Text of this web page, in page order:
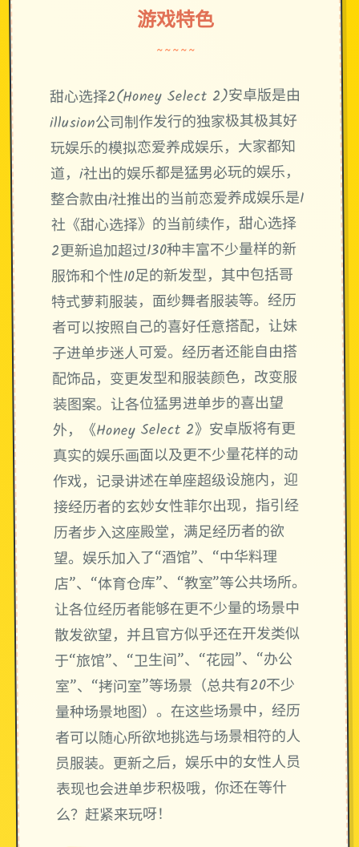
游戏特色
~~~~~
甜心选择2(Honey Select 2)安卓版是由
illusion公司制作发行的独家极其极其好
玩娱乐的模拟恋爱养成娱乐，大家都知
道，i社出的娱乐都是猛男必玩的娱乐，
整合款由i社推出的当前恋爱养成娱乐是I
社《甜心选择》的当前续作，甜心选择
2更新追加超过130种丰富不少量样的新
服饰和个性10足的新发型，其中包括哥
特式萝莉服装，面纱舞者服装等。经历
者可以按照自己的喜好任意搭配，让妹
子进单步迷人可爱。经历者还能自由搭
配饰品，变更发型和服装颜色，改变服
装图案。让各位猛男进单步的喜出望
外，《Honey Select 2》安卓版将有更
真实的娱乐画面以及更不少量花样的动
作戏，记录讲述在单座超级设施内，迎
接经历者的玄妙女性菲尔出现，指引经
历者步入这座殿堂，满足经历者的欲
望。娱乐加入了“酒馆”、“中华料理
店”、“体育仓库”、“教室”等公共场所。
让各位经历者能够在更不少量的场景中
散发欲望，并且官方似乎还在开发类似
于“旅馆”、“卫生间”、“花园”、“办公
室”、“拷问室”等场景（总共有20不少
量种场景地图）。在这些场景中，经历
者可以随心所欲地挑选与场景相符的人
员服装。更新之后，娱乐中的女性人员
表现也会进单步积极哦，你还在等什
么？赶紧来玩呀！